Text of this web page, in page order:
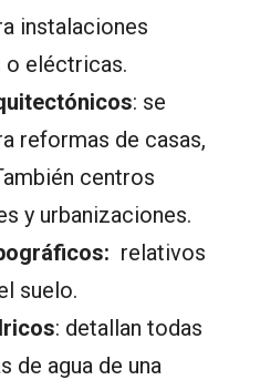
instalaciones
o eléctricas.
: se
reformas de casas,
centros
y urbanizaciones.
relativos
suelo.
: detallan todas
de agua de una